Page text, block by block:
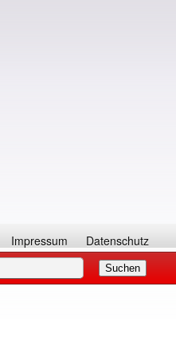
Impressum Datenschutz